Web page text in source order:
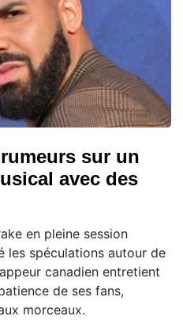
sur un
avec des
en pleine session
les spéculations autour de
canadien entretient
de ses fans,
morceaux.